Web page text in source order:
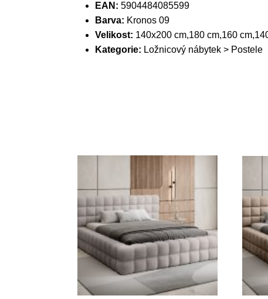
EAN: 5904484085599
Barva: Kronos 09
Velikost: 140x200 cm,180 cm,160
Kategorie: Ložnicový nábytek > Postele